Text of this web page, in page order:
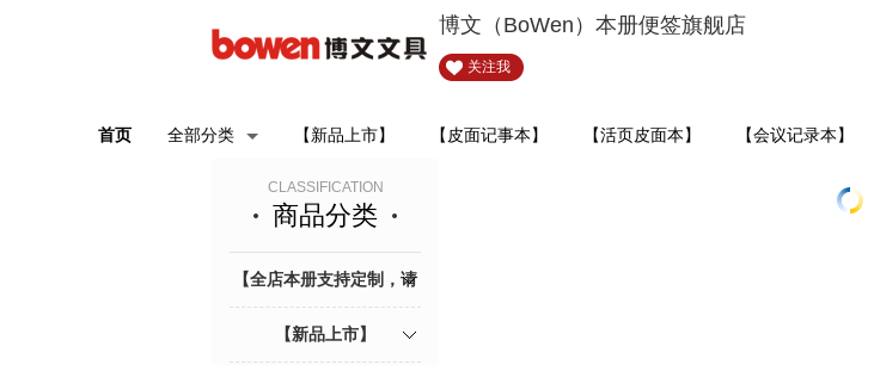
博文（BoWen）本册便签旗舰店
关注我
首页 全部分类 【新品上市】 【皮面记事本】 【活页皮面本】 【会议记录本】
CLASSIFICATION
商品分类
【全店本册支持定制，请
联系客服】
【新品上市】